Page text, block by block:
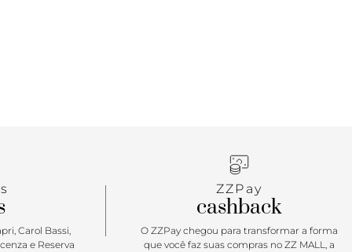
Carol Bassi,
e Reserva
ZZPay
cashback
O ZZPay chegou para transformar a forma
que você faz suas compras no ZZ MALL, a